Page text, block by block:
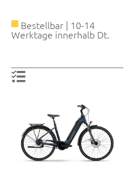
Bestellbar | 10-14
Werktage innerhalb Dt.